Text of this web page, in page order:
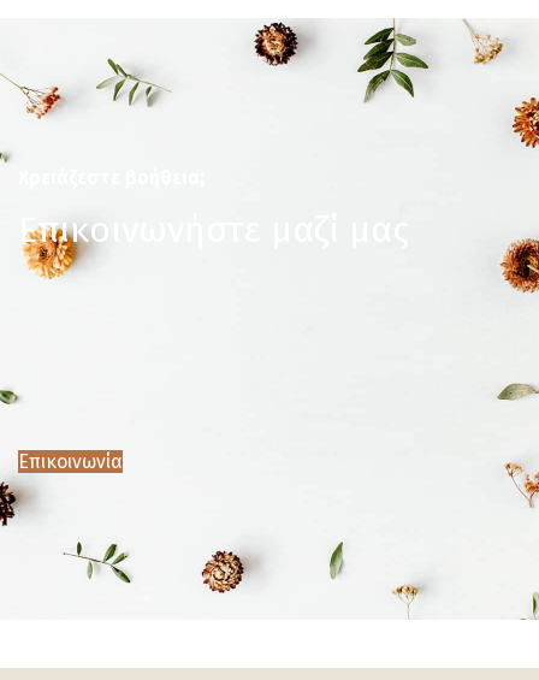
Επικοινωνήστε μαζί μας
Επικοινωνία